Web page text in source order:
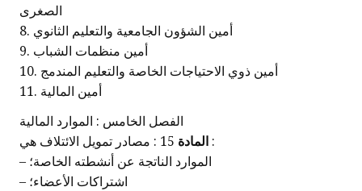
الصغرى
8. أمين الشؤون الجامعية والتعليم الثانوي
9. أمين منظمات الشباب
10. أمين ذوي الاحتياجات الخاصة والتعليم المندمج
11. أمين المالية
الفصل الخامس : الموارد المالية
المادة 15 : مصادر تمويل الائتلاف هي :
– الموارد الناتجة عن أنشطته الخاصة؛
– اشتراكات الأعضاء؛